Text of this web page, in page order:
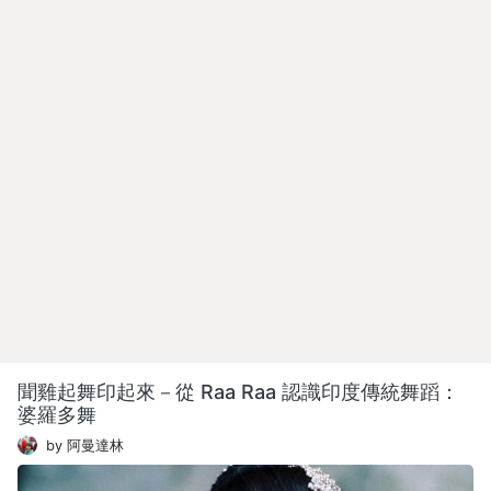
聞雞起舞印起來－從 Raa Raa 認識印度傳統舞蹈：
婆羅多舞
by 阿曼達林